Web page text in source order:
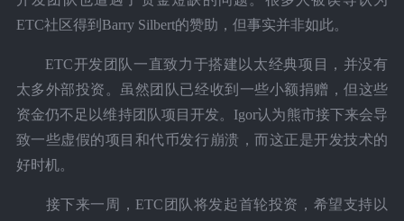
ETC社区得到Barry Silbert的赞助，但事实并非如此。
ETC开发团队一直致力于搭建以太经典项目，并没有
太多外部投资。虽然团队已经收到一些小额捐赠，但这些
资金仍不足以维持团队项目开发。Igor认为熊市接下来会导
致一些虚假的项目和代币发行崩溃，而这正是开发技术的
好时机。
接下来一周，ETC团队将发起首轮投资，希望支持以